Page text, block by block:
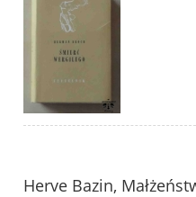
Herve Bazin,